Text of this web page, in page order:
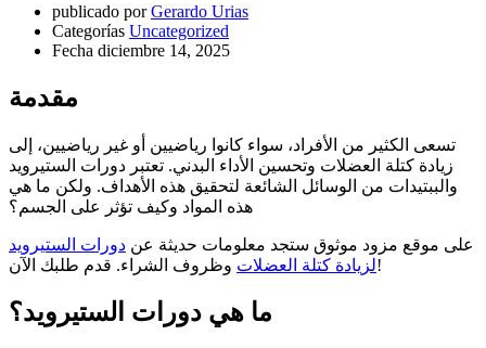
publicado por Gerardo Urias
Categorías Uncategorized
Fecha diciembre 14, 2025
مقدمة
تسعى الكثير من الأفراد، سواء كانوا رياضيين أو غير رياضيين، إلى
زيادة كتلة العضلات وتحسين الأداء البدني. تعتبر دورات الستيرويد
والببتيدات من الوسائل الشائعة لتحقيق هذه الأهداف. ولكن ما هي
هذه المواد وكيف تؤثر على الجسم؟
على موقع مزود موثوق ستجد معلومات حديثة عن دورات الستيرويد
لزيادة كتلة العضلاتوظروف الشراء. قدم طلبك الآن!
ما هي دورات الستيرويد؟